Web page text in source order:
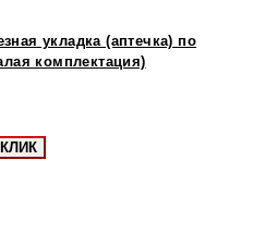
укладка (аптечка) по
комплектация)